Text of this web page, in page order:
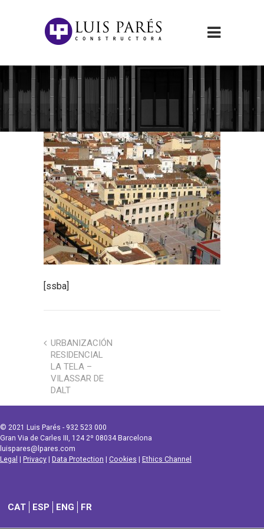
[ssba]
URBANIZACIÓN
RESIDENCIAL
LA TELA –
VILASSAR DE
DALT
© 2021 Luis Parés - 932 523 000
Gran Via de Carles III, 124 2º 08034 Barcelona
luispares@lpares.com
Legal
Privacy Data Protection Cookies Ethics Channel
CAT ESP ENG FR